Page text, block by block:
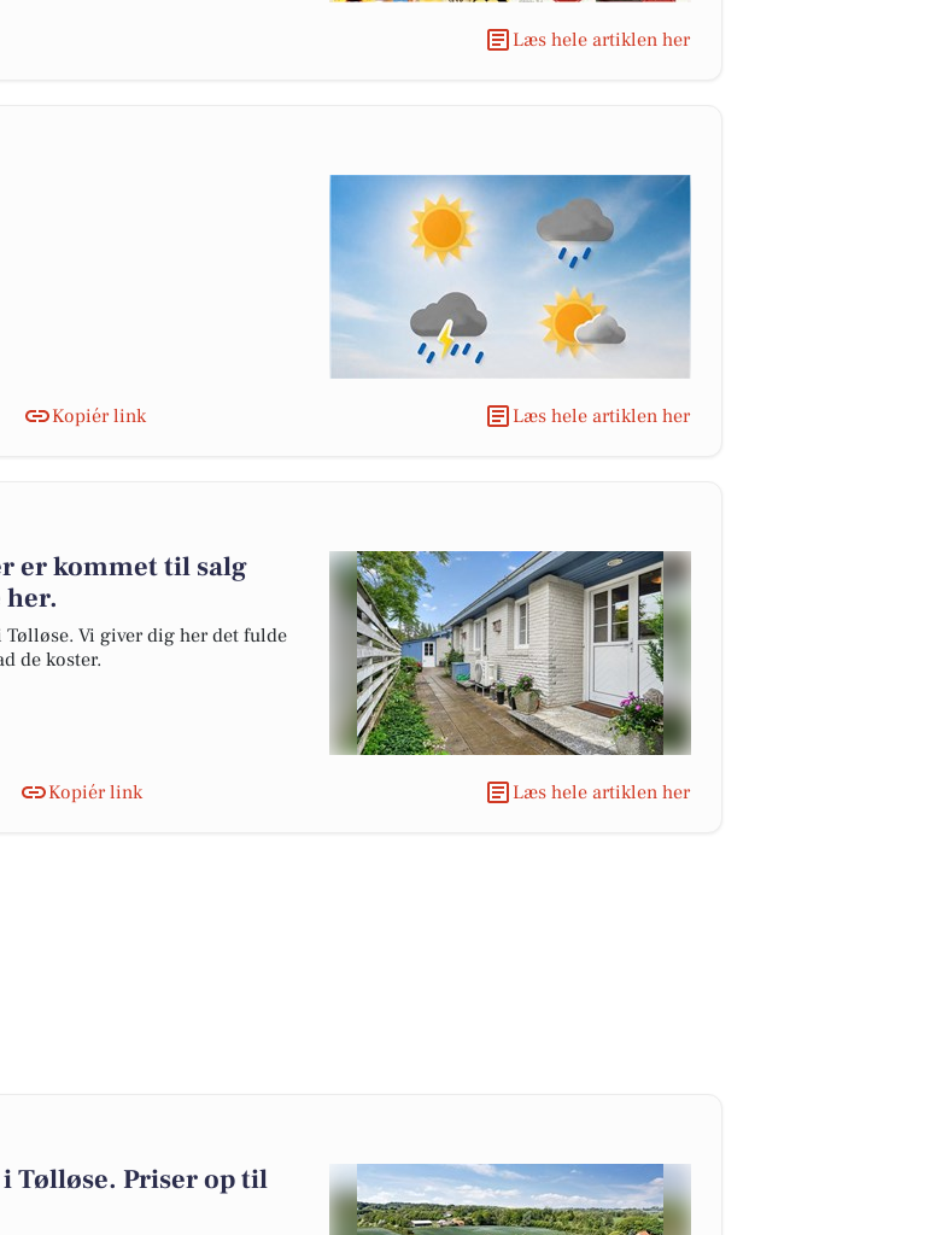
Læs hele artiklen her
Kopiér link Læs hele artiklen her
er kommet til salg
her.
Vi giver dig her det fulde
de koster.
Kopiér link Læs hele artiklen her
Tølløse. Priser op til